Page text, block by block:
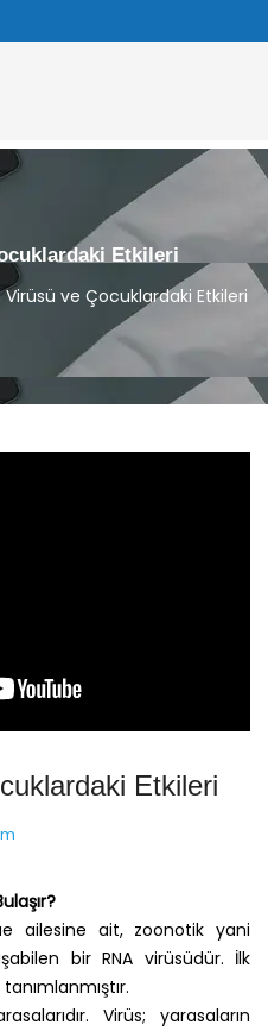
Etkileri
Virüsü ve Çocuklardaki Etkileri
Etkileri
ailesine ait, zoonotik yani
bir RNA virüsüdür. İlk
Virüs; yarasaların